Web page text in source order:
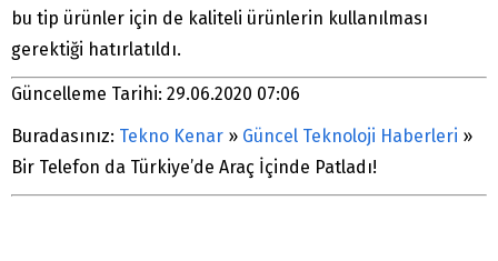
bu tip ürünler için de kaliteli ürünlerin kullanılması
gerektiği hatırlatıldı.
Güncelleme Tarihi: 29.06.2020 07:06
Buradasınız: Tekno Kenar » Güncel Teknoloji Haberleri »
Bir Telefon da Türkiye’de Araç İçinde Patladı!